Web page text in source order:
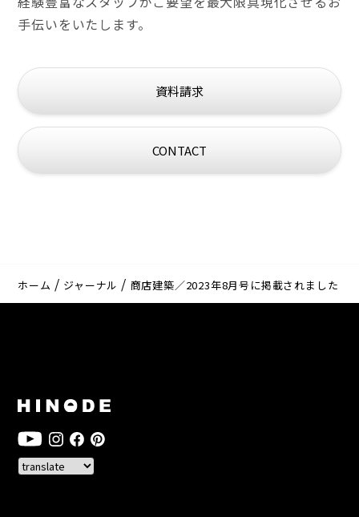
手伝いをいたします。
資料請求
CONTACT
ホーム ジャーナル 商店建築／2023年8月号に掲載されました